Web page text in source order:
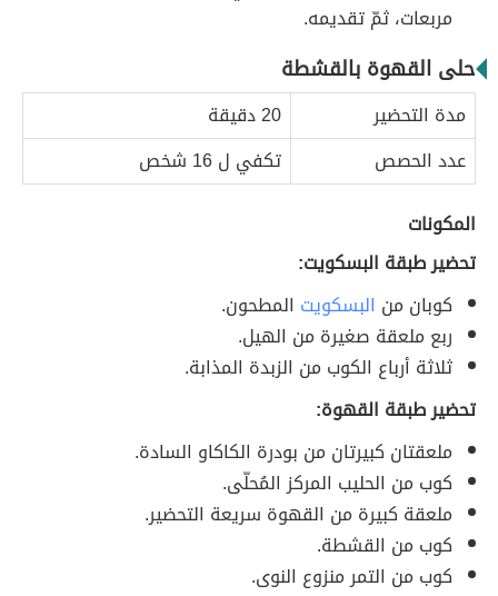
مربعات، ثمّ تقديمه.
حلى القهوة بالقشطة
مدة التحضير
20 دقيقة
عدد الحصص
تكفي ل 16 شخص
المكونات
تحضير طبقة البسكويت:
كوبان من البسكويت المطحون.
ربع ملعقة صغيرة من الهيل.
ثلاثة أرباع الكوب من الزبدة المذابة.
تحضير طبقة القهوة:
ملعقتان كبيرتان من بودرة الكاكاو السادة.
كوب من الحليب المركز المُحلّى.
ملعقة كبيرة من القهوة سريعة التحضير.
كوب من القشطة.
كوب من التمر منزوع النوى.